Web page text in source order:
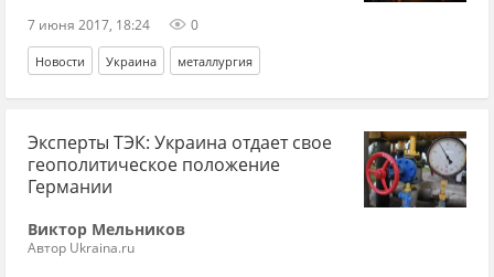
7 июня 2017, 18:24 0
Новости Украина металлургия
Эксперты ТЭК: Украина отдает свое
геополитическое положение
Германии
Виктор Мельников
Автор Ukraina.ru